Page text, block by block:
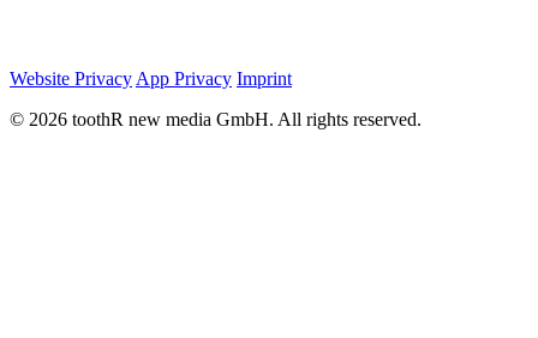
Website Privacy App Privacy Imprint
© 2026 toothR new media GmbH. All rights reserved.